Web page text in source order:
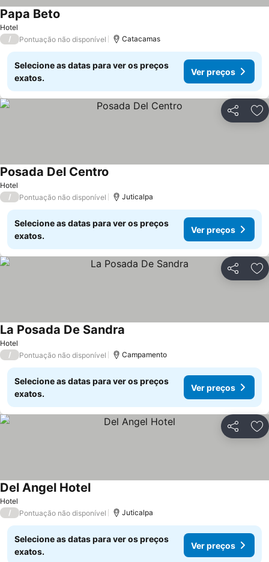
Hotel
Papa Beto
/ Pontuação não disponível Catacamas
Selecione as datas para ver os preços
exatos.
Ver preços
Partilhar
Hotel
Posada Del Centro
/ Pontuação não disponível Juticalpa
Selecione as datas para ver os preços
exatos.
Ver preços
Partilhar
Hotel
La Posada De Sandra
/ Pontuação não disponível Campamento
Selecione as datas para ver os preços
exatos.
Ver preços
Partilhar
Hotel
Del Angel Hotel
/ Pontuação não disponível Juticalpa
Selecione as datas para ver os preços
exatos.
Ver preços